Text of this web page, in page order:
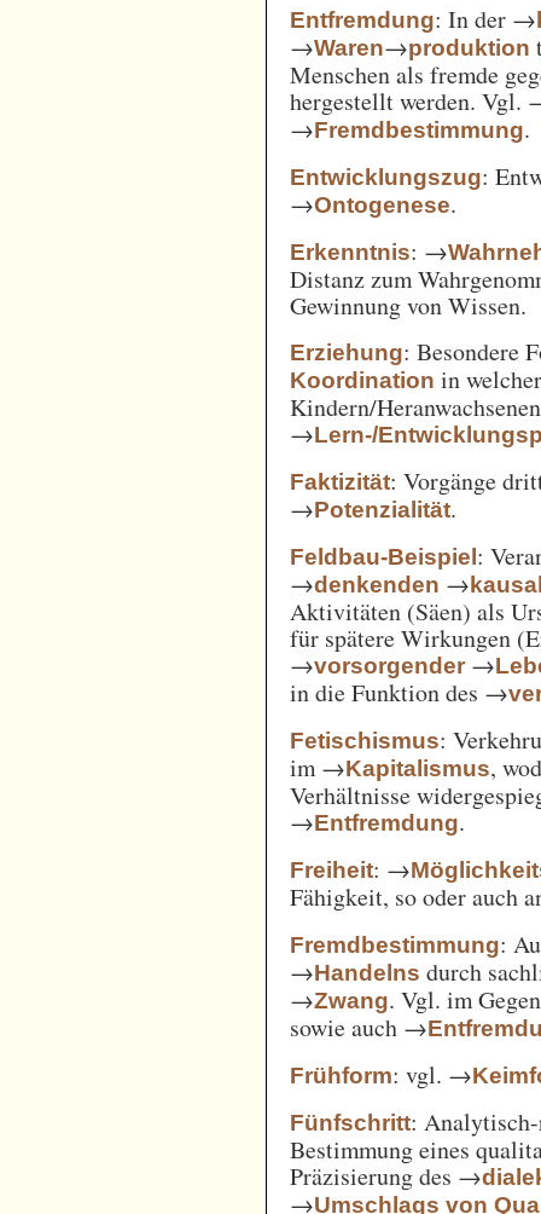
Entfremdung: In der →
→Waren→produktion
Menschen als fremde
hergestellt werden. Vgl.
→Fremdbestimmung.
Entwicklungszug:
→Ontogenese.
Erkenntnis: →
Distanz zum
Gewinnung von Wissen.
Erziehung: Besondere
Koordination in
Kindern/
→Lern-/
Faktizität: Vorgänge
→Potenzialität.
Feldbau-Beispiel:
→denkenden →
Aktivitäten (Säen) als
für spätere Wirkungen
→vorsorgender →
in die Funktion des →
Fetischismus:
im →Kapitalismus,
Verhältnisse
→Entfremdung.
Freiheit: →
Fähigkeit, so oder auch
Fremdbestimmung:
→Handelns durch
→Zwang. Vgl. im
sowie auch →
Frühform: vgl. →
Fünfschritt:
Bestimmung eines
Präzisierung des →
→Umschlags von